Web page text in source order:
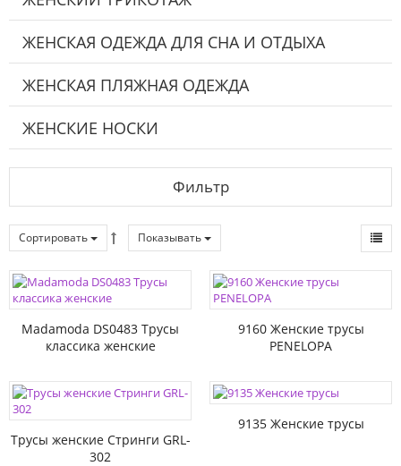
ЖЕНСКАЯ ОДЕЖДА ДЛЯ СНА И ОТДЫХА
ЖЕНСКАЯ ПЛЯЖНАЯ ОДЕЖДА
ЖЕНСКИЕ НОСКИ
Фильтр
Сортировать Показывать
Madamoda DS0483 Трусы
классика женские
9160 Женские трусы
PENELOPA
Трусы женские Стринги GRL-
302
9135 Женские трусы